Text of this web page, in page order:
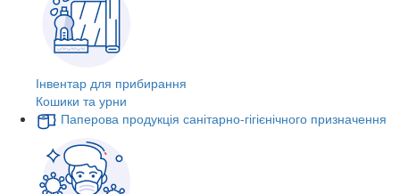
Інвентар для прибирання
Кошики та урни
Паперова продукція санітарно-гігієнічного призначення